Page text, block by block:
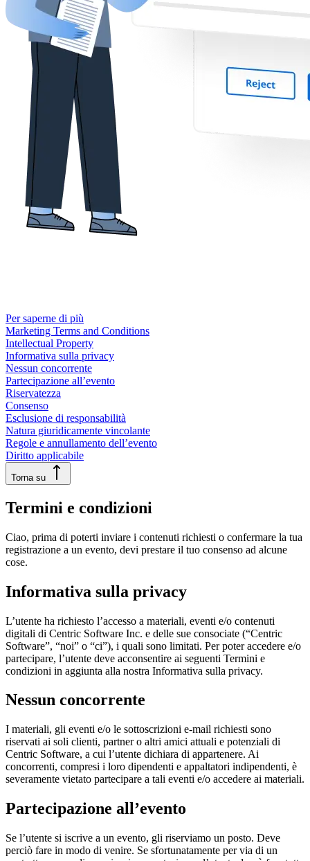
Per saperne di più
Marketing Terms and Conditions
Intellectual Property
Informativa sulla privacy
Nessun concorrente
Partecipazione all’evento
Riservatezza
Consenso
Esclusione di responsabilità
Natura giuridicamente vincolante
Regole e annullamento dell’evento
Diritto applicabile
Torna su
Termini e condizioni
Ciao, prima di poterti inviare i contenuti richiesti o confermare la tua
registrazione a un evento, devi prestare il tuo consenso ad alcune
cose.
Informativa sulla privacy
L’utente ha richiesto l’accesso a materiali, eventi e/o contenuti
digitali di Centric Software Inc. e delle sue consociate (“Centric
Software”, “noi” o “ci”), i quali sono limitati. Per poter accedere e/o
partecipare, l’utente deve acconsentire ai seguenti Termini e
condizioni in aggiunta alla nostra Informativa sulla privacy.
Nessun concorrente
I materiali, gli eventi e/o le sottoscrizioni e-mail richiesti sono
riservati ai soli clienti, partner o altri amici attuali e potenziali di
Centric Software, a cui l’utente dichiara di appartenere. Ai
concorrenti, compresi i loro dipendenti e appaltatori indipendenti, è
severamente vietato partecipare a tali eventi e/o accedere ai materiali.
Partecipazione all’evento
Se l’utente si iscrive a un evento, gli riserviamo un posto. Deve
perciò fare in modo di venire. Se sfortunatamente per via di un